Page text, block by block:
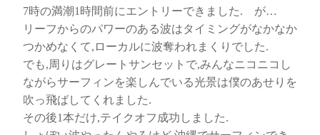
7時の満潮1時間前にエントリーできました. が…
リーフからのパワーのある波はタイミングがなかなか
つかめなくて,ローカルに波奪われまくりでした.
でも,周りはグレートサンセットで,みんなニコニコし
ながらサーフィンを楽しんでいる光景は僕のあせりを
吹っ飛ばしてくれました.
その後1本だけ,テイクオフ成功しました.